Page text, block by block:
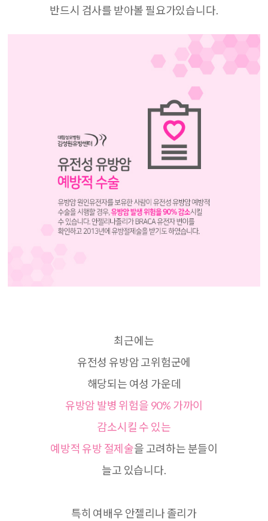
반드시 검사를 받아볼 필요가있습니다.
최근에는
유전성 유방암 고위험군에
해당되는 여성 가운데
유방암 발병 위험을 90% 가까이
감소시킬 수 있는
예방적 유방 절제술을 고려하는 분들이
늘고 있습니다.
특히 여배우 안젤리나 졸리가